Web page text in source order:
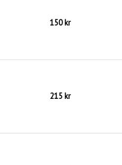
150 kr
215 kr